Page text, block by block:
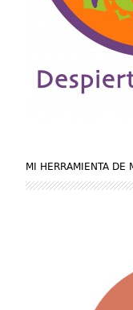
MI HERRAMIENTA DE